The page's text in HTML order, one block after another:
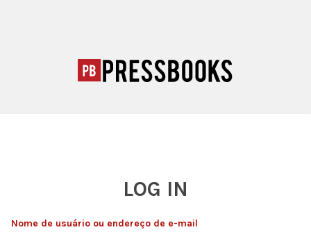
LOG IN
Nome de usuário ou endereço de e-mail